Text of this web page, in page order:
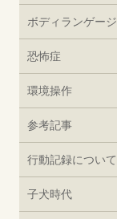
ボディランゲージ
恐怖症
環境操作
参考記事
行動記録について
子犬時代